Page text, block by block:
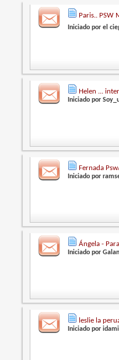
Paris.. PSW
Iniciado porel
Helen ...
Iniciado por
Fernada
Iniciado por
Ángela -
Iniciado por
leslie la
Iniciado por